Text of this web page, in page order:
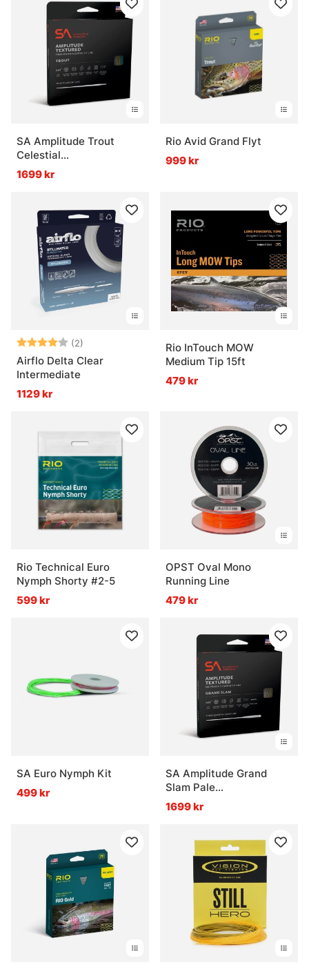
SA Amplitude Trout
Celestial
Blue/Bamboo/Blue Heron
WF
1699 kr
Rio Avid Grand Flyt
999 kr
Betyg: (2)
4.0 utav 5 stjärnor
Airflo Delta Clear
Intermediate
1129 kr
Rio InTouch MOW
Medium Tip 15ft
479 kr
Rio Technical Euro
Nymph Shorty #2-5
599 kr
OPST Oval Mono
Running Line
479 kr
SA Euro Nymph Kit
499 kr
SA Amplitude Grand
Slam Pale
Yellow/Sand/Horizon WF
1699 kr